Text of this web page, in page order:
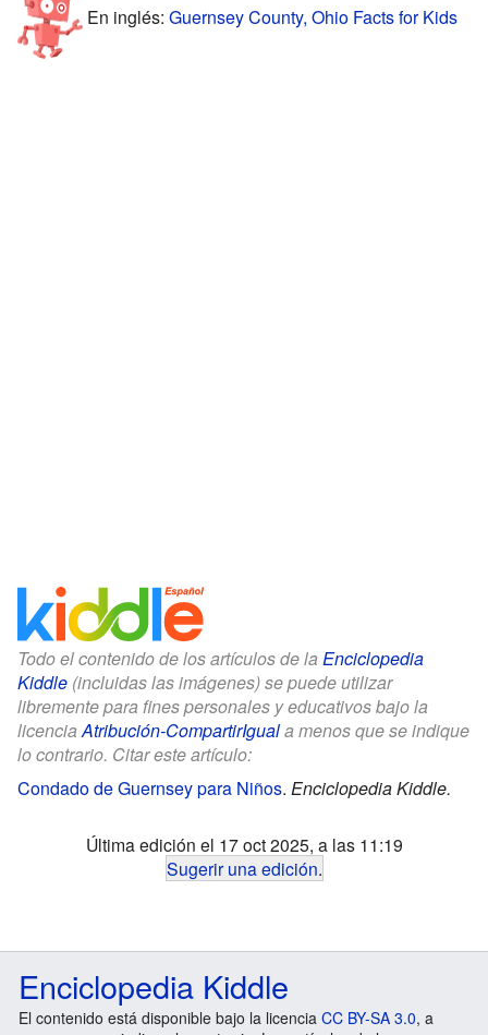
En inglés: Guernsey County, Ohio Facts for Kids
Todo el contenido de los artículos de la Enciclopedia
Kiddle (incluidas las imágenes) se puede utilizar
libremente para fines personales y educativos bajo la
licencia Atribución-CompartirIguala menos que se indique
lo contrario. Citar este artículo:
Condado de Guernsey para Niños. Enciclopedia Kiddle.
Última edición el 17 oct 2025, a las 11:19
Sugerir una edición.
Enciclopedia Kiddle
El contenido está disponible bajo la licencia CC BY-SA 3.0, a